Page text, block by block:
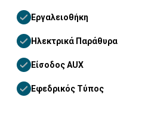
Εργαλειοθήκη
Ηλεκτρικά Παράθυρα
Είσοδος AUX
Εφεδρικός Τύπος